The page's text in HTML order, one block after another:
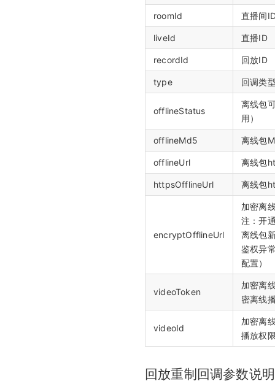
roomId 直播间
liveId 直播ID
recordId 回放ID
type 回调类
offlineStatus
离线包
用）
offlineMd5 离线包
offlineUrl 离线包
httpsOfflineUrl 离线包
encryptOfflineUrl
加密离
注：开
离线包
鉴权异
配置）
videoToken
加密离
密离线
videoId
加密离
播放权
回放重制回调参数说